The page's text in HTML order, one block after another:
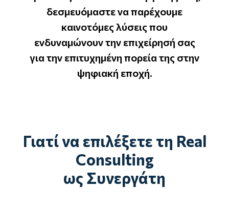
δεσμευόμαστε να παρέχουμε
καινοτόμες λύσεις που
ενδυναμώνουν την επιχείρησή σας
για την επιτυχημένη πορεία της στην
ψηφιακή εποχή.
Γιατί να επιλέξετε τη Real
Consulting
ως Συνεργάτη